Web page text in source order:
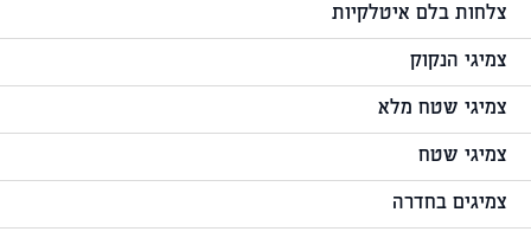
צלחות בלם איטלקיות
צמיגי הנקוק
צמיגי שטח מלא
צמיגי שטח
צמיגים בחדרה